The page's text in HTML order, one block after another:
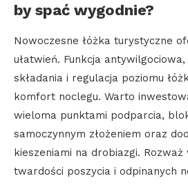
by spać wygodnie?
Nowoczesne łóżka turystyczne
ułatwień. Funkcja
składania i regulacja poziomu
komfort noclegu. Warto
wieloma punktami podparcia,
samoczynnym złożeniem oraz
kieszeniami na drobiazgi.
twardości poszycia i odpinanych